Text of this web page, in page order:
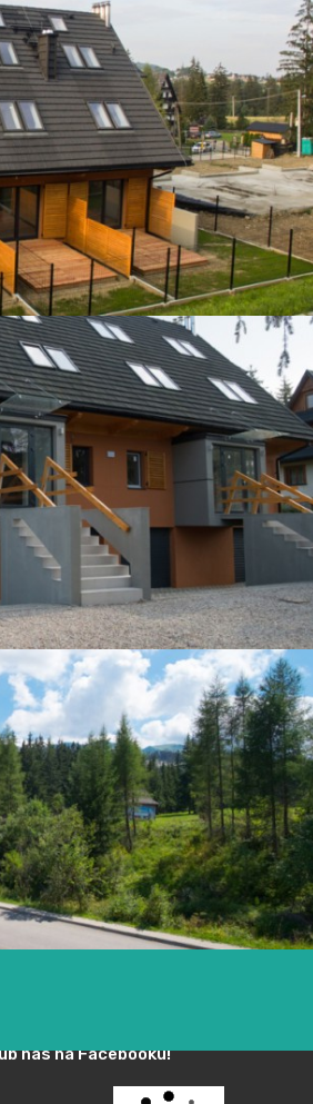
to nie tylko sposób na odpoczynek, ale
nas na Facebooku!